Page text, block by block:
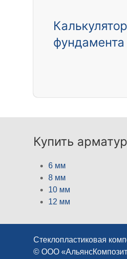
фундамента
Купить
6 мм
8 мм
10 мм
12 мм
Стеклопластиковая
© ООО